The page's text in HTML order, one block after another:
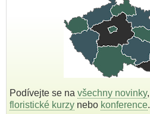
Podívejte se na všechny novinky,
floristické kurzy nebo konference.